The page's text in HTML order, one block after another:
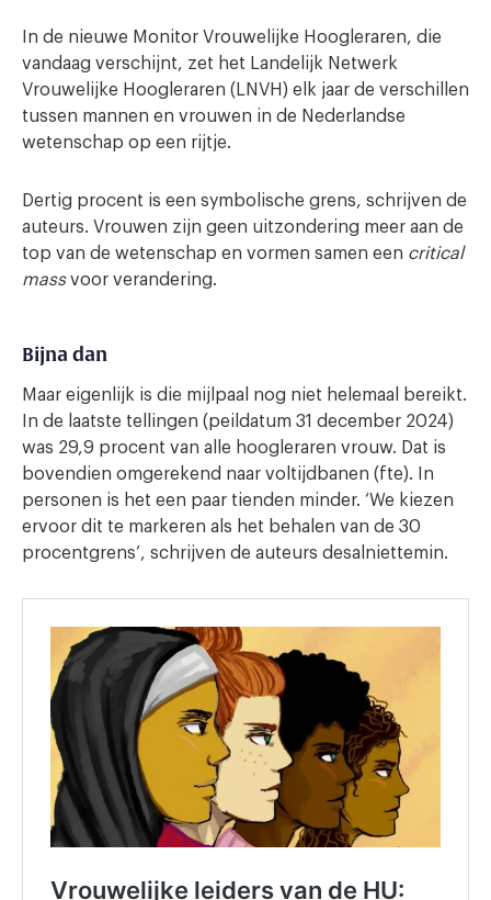
In de nieuwe Monitor Vrouwelijke Hoogleraren, die
vandaag verschijnt, zet het Landelijk Netwerk
Vrouwelijke Hoogleraren (LNVH) elk jaar de verschillen
tussen mannen en vrouwen in de Nederlandse
wetenschap op een rijtje.
Dertig procent is een symbolische grens, schrijven de
auteurs. Vrouwen zijn geen uitzondering meer aan de
top van de wetenschap en vormen samen een critical
massvoor verandering.
Bijna dan
Maar eigenlijk is die mijlpaal nog niet helemaal bereikt.
In de laatste tellingen (peildatum 31 december 2024)
was 29,9 procent van alle hoogleraren vrouw. Dat is
bovendien omgerekend naar voltijdbanen (fte). In
personen is het een paar tienden minder. ‘We kiezen
ervoor dit te markeren als het behalen van de 30
procentgrens’, schrijven de auteurs desalniettemin.